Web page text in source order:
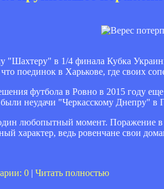
в 1/4 финала Кубка
поединок в Харькове, где своих
футбола в Ровно в 2015 году
неудачи "Черкасскому Днепру" в
любопытный момент. Поражение
характер, ведь ровенчане свои
0 | Читать полностью